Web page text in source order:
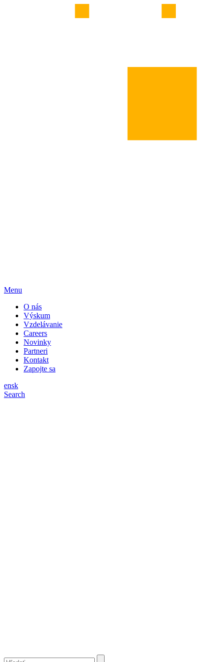
Menu
O nás
Výskum
Vzdelávanie
Careers
Novinky
Partneri
Kontakt
Zapojte sa
ensk
Search